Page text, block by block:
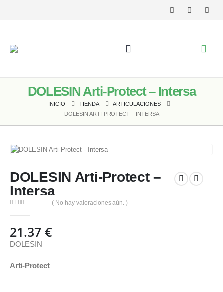
DOLESIN Arti-Protect – Intersa
INICIO TIENDA
ARTICULACIONES
DOLESIN ARTI-PROTECT – INTERSA
DOLESIN Arti-Protect –
Intersa
( No hay valoraciones aún. )
21.37 €
DOLESIN
Arti-Protect